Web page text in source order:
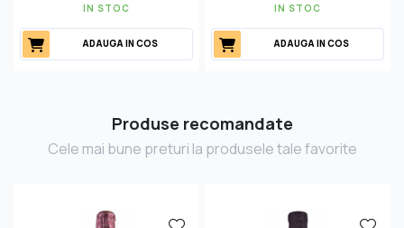
IN STOC
ADAUGA IN COS
IN STOC
ADAUGA IN COS
Produse recomandate
Cele mai bune preturi la produsele tale favorite